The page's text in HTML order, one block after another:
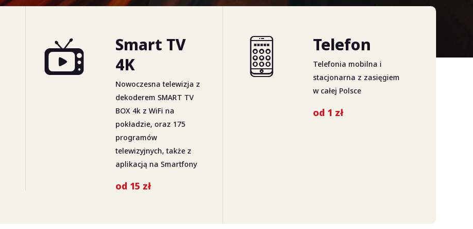
Smart TV
4K
Nowoczesna telewizja z
dekoderem SMART TV
BOX 4k z WiFi na
pokładzie, oraz 175
programów
telewizyjnych, także z
aplikacją na Smartfony
od 15 zł
Telefon
Telefonia mobilna i
stacjonarna z zasięgiem
w całej Polsce
od 1 zł